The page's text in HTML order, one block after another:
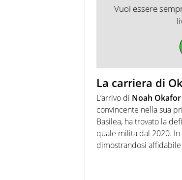
Vuoi essere
La carriera di
L’arrivo di Noah Okafor
convincente nella sua
Basilea, ha trovato la
quale milita dal 2020.
dimostrandosi